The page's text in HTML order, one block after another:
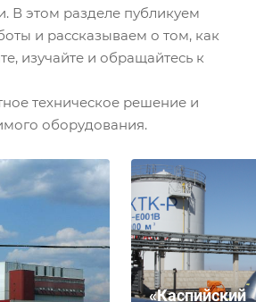
оставьте
В этом разделе публикуем
и рассказываем о том, как
изучайте и обращайтесь к
техническое решение и
оборудования.
«Каспийский